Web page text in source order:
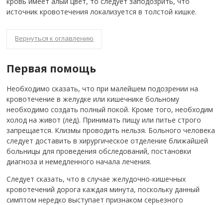
источник кровотечения локализуется в толстой кишке.
Вернуться к оглавлению
Первая помощь
Необходимо сказать, что при малейшем подозрении на
кровотечение в желудке или кишечнике больному
необходимо создать полный покой. Кроме того, необходим
холод на живот (лед). Принимать пищу или питье строго
запрещается. Клизмы проводить нельзя. Больного человека
следует доставить в хирургическое отделение ближайшей
больницы для проведения обследований, постановки
диагноза и немедленного начала лечения.
Следует сказать, что в случае желудочно-кишечных
кровотечений дорога каждая минута, поскольку данный
симптом нередко выступает признаком серьезного